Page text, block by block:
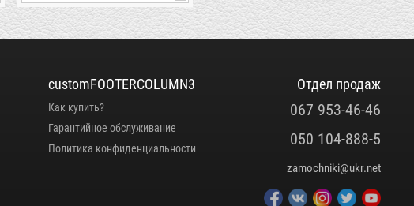
customFOOTERCOLUMN3
Как купить?
Гарантийное обслуживание
Политика конфиденциальности
Отдел продаж
067 953-46-46
050 104-888-5
zamochniki@ukr.net